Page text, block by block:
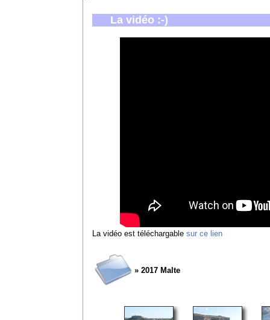
La vidéo :-)
La vidéo est téléchargable sur ce lien
» 2017 Malte